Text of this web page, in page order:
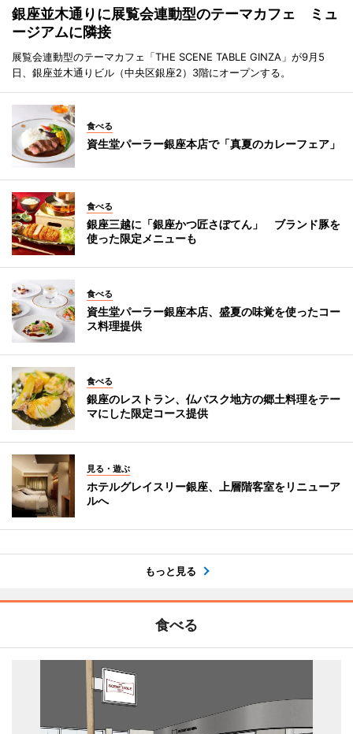
銀座並木通りに展覧会連動型のテーマカフェ ミュ
ージアムに隣接
展覧会連動型のテーマカフェ「THE SCENE TABLE GINZA」が9月5
日、銀座並木通りビル（中央区銀座2）3階にオープンする。
食べる
資生堂パーラー銀座本店で「真夏のカレーフェア」
食べる
銀座三越に「銀座かつ匠さぼてん」 ブランド豚を
使った限定メニューも
食べる
資生堂パーラー銀座本店、盛夏の味覚を使ったコー
ス料理提供
食べる
銀座のレストラン、仏バスク地方の郷土料理をテー
マにした限定コース提供
見る・遊ぶ
ホテルグレイスリー銀座、上層階客室をリニューア
ルへ
もっと見る
食べる